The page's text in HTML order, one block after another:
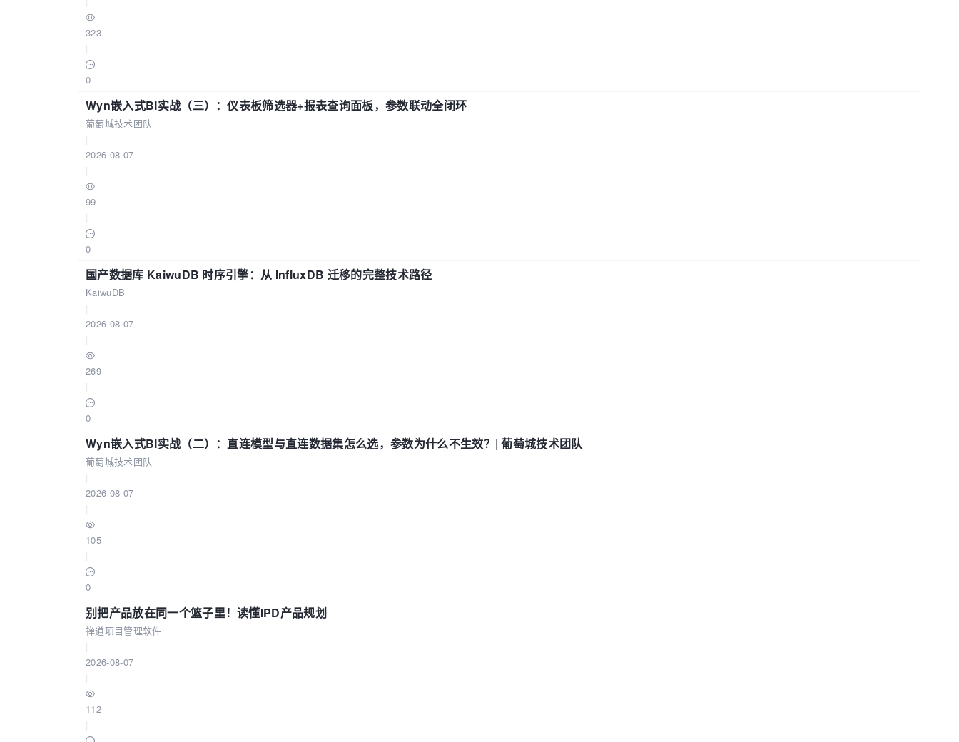
323
0
Wyn嵌入式BI实战（三）：仪表板筛选器+报表查询面板，参数联动全闭环
葡萄城技术团队
2026-08-07
99
0
国产数据库 KaiwuDB 时序引擎：从 InfluxDB 迁移的完整技术路径
KaiwuDB
2026-08-07
269
0
Wyn嵌入式BI实战（二）：直连模型与直连数据集怎么选，参数为什么不生效？| 葡萄城技术团队
葡萄城技术团队
2026-08-07
105
0
别把产品放在同一个篮子里！读懂IPD产品规划
禅道项目管理软件
2026-08-07
112